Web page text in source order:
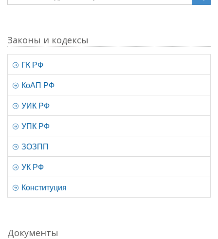
Законы и кодексы
ГК РФ
КоАП РФ
УИК РФ
УПК РФ
ЗОЗПП
УК РФ
Конституция
Документы